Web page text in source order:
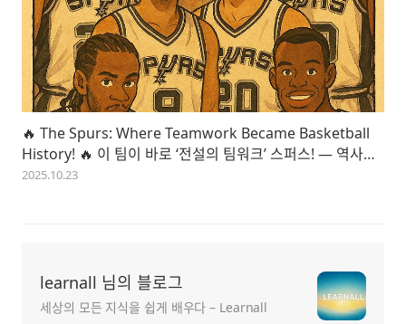
🔥 The Spurs: Where Teamwork Became Basketball
History! 🔥 이 팀이 바로 ‘전설의 팀워크’ 스퍼스! — 역사를
바꾼 농구 교과서
2025.10.23
learnall 님의 블로그
세상의 모든 지식을 쉽게 배우다 – Learnall